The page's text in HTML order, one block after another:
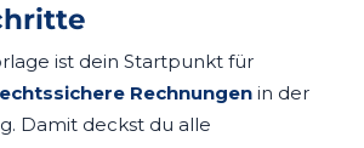
ist dein Startpunkt für
Rechnungen in der
Damit deckst du alle